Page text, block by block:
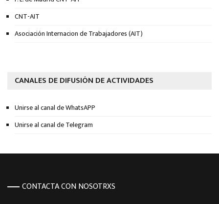
CNT-AIT
Asociación Internacion de Trabajadores (AIT)
CANALES DE DIFUSIÓN DE ACTIVIDADES
Unirse al canal de WhatsAPP
Unirse al canal de Telegram
CONTACTA CON NOSOTRXS